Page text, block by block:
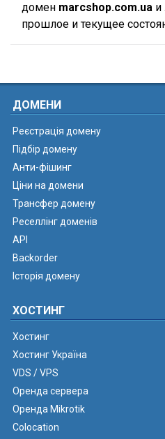
домен marcshop.com.ua и
прошлое и текущее
ДОМЕНИ
Реєстрація домену
Підбір домену
Анти-фішинг
Ціни на домени
Трансфер домену
Реселлінг доменів
API
Backorder
Історія домену
ХОСТИНГ
Хостинг
Хостинг Україна
VDS / VPS
Оренда сервера
Оренда Mikrotik
Colocation